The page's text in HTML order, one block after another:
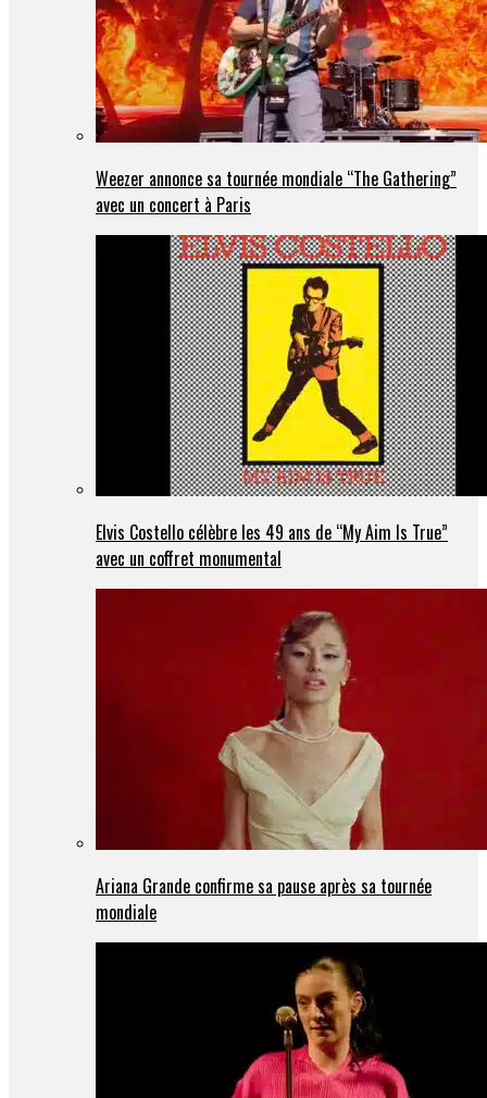
Weezer annonce sa tournée mondiale “The Gathering”
avec un concert à Paris
Elvis Costello célèbre les 49 ans de “My Aim Is True”
avec un coffret monumental
Ariana Grande confirme sa pause après sa tournée
mondiale